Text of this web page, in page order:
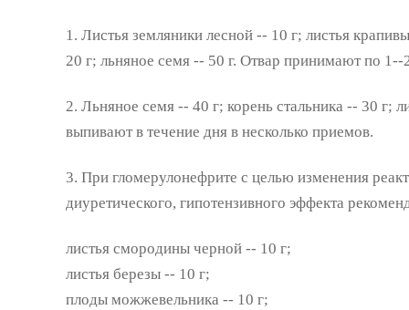
1. Листья земляники лесной -- 10 г; листья
20 г; льняное семя -- 50 г. Отвар принимают по 1--
2. Льняное семя -- 40 г; корень стальника -- 30 г;
выпивают в течение дня в несколько приемов.
3. При гломерулонефрите с целью изменения
диуретического, гипотензивного эффекта
листья смородины черной -- 10 г;
листья березы -- 10 г;
плоды можжевельника -- 10 г;